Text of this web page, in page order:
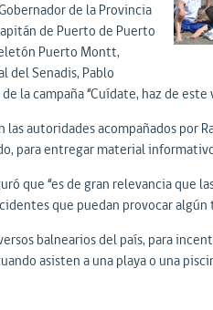
de la Provincia
de Puerto de Puerto
Puerto Montt,
del Senadis, Pablo
la campaña “Cuídate, haz de este
autoridades acompañados por
para entregar material
que “es de gran relevancia que
que puedan provocar algún
balnearios del país, para
asisten a una playa o una